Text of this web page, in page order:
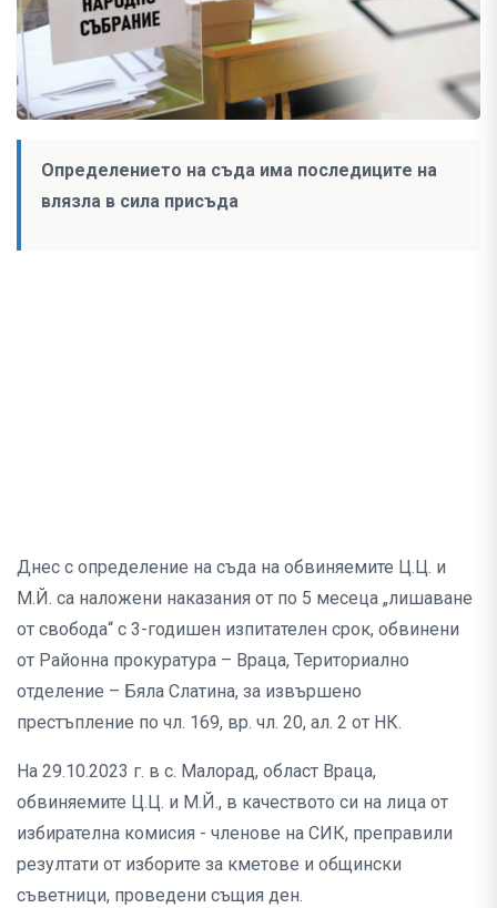
Определението на съда има последиците на
влязла в сила присъда
Днес с определение на съда на обвиняемите Ц.Ц. и
М.Й. са наложени наказания от по 5 месеца „лишаване
от свобода“ с 3-годишен изпитателен срок, обвинени
от Районна прокуратура – Враца, Териториално
отделение – Бяла Слатина, за извършено
престъпление по чл. 169, вр. чл. 20, ал. 2 от НК.
На 29.10.2023 г. в с. Малорад, област Враца,
обвиняемите Ц.Ц. и М.Й., в качеството си на лица от
избирателна комисия - членове на СИК, преправили
резултати от изборите за кметове и общински
съветници, проведени същия ден.